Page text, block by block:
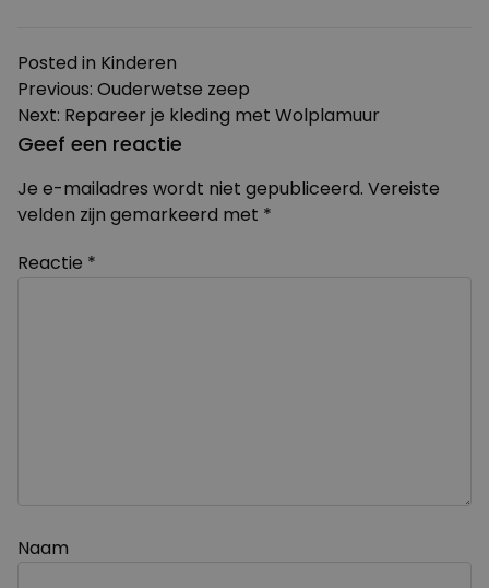
Posted in Kinderen
Bericht
navigatie
Previous: Ouderwetse zeep
Next: Repareer je kleding met Wolplamuur
Geef een reactie
Je e-mailadres wordt niet gepubliceerd. Vereiste
velden zijn gemarkeerd met *
Reactie *
Naam